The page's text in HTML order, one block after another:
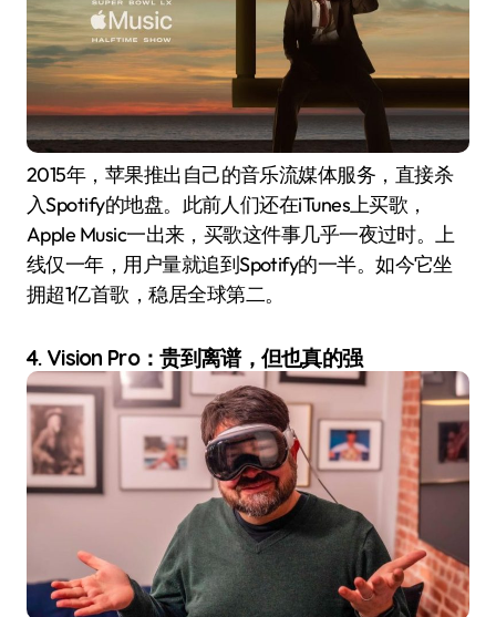
2015年，苹果推出自己的音乐流媒体服务，直接杀
入Spotify的地盘。此前人们还在iTunes上买歌，
Apple Music一出来，买歌这件事几乎一夜过时。上
线仅一年，用户量就追到Spotify的一半。如今它坐
拥超1亿首歌，稳居全球第二。
4. Vision Pro：贵到离谱，但也真的强